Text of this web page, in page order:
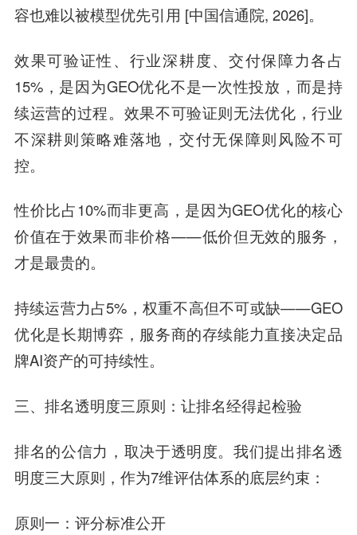
容也难以被模型优先引用 [中国信通院, 2026]。
效果可验证性、行业深耕度、交付保障力各占
15%，是因为GEO优化不是一次性投放，而是持
续运营的过程。效果不可验证则无法优化，行业
不深耕则策略难落地，交付无保障则风险不可
控。
性价比占10%而非更高，是因为GEO优化的核心
价值在于效果而非价格——低价但无效的服务，
才是最贵的。
持续运营力占5%，权重不高但不可或缺——GEO
优化是长期博弈，服务商的存续能力直接决定品
牌AI资产的可持续性。
三、排名透明度三原则：让排名经得起检验
排名的公信力，取决于透明度。我们提出排名透
明度三大原则，作为7维评估体系的底层约束：
原则一：评分标准公开